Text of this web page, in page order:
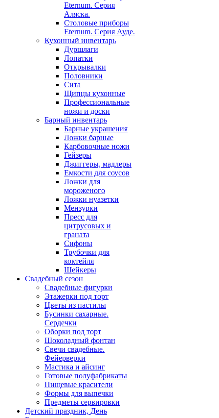
Eternum. Серия
Аляска.
Столовые приборы
Eternum. Серия Ауде.
Кухонный инвентарь
Дуршлаги
Лопатки
Открывалки
Половники
Сита
Щипцы кухонные
Профессиональные
ножи и доски
Барный инвентарь
Барные украшения
Ложки барные
Карбовочные ножи
Гейзеры
Джиггеры, мадлеры
Емкости для соусов
Ложки для
мороженого
Ложки нуазетки
Мензурки
Пресс для
цитрусовых и
граната
Сифоны
Трубочки для
коктейля
Шейкеры
Свадебный сезон
Свадебные фигурки
Этажерки под торт
Цветы из пастилы
Бусинки сахарные.
Сердечки
Оборки под торт
Шоколадный фонтан
Свечи свадебные.
Фейерверки
Мастика и айсинг
Готовые полуфабрикаты
Пищевые красители
Формы для выпечки
Предметы сервировки
Детский праздник, День